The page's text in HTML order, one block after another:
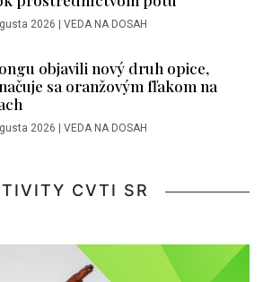
2026 VEDA NA DOSAH
objavili nový druh opice,
sa oranžovým fľakom na
2026 VEDA NA DOSAH
CVTI SR